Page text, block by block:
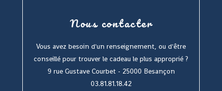
Nous contacter
Vous avez besoin d'un renseignement, ou d'être
conseillé pour trouver le cadeau le plus approprié ?
9 rue Gustave Courbet - 25000 Besançon
03.81.81.18.42